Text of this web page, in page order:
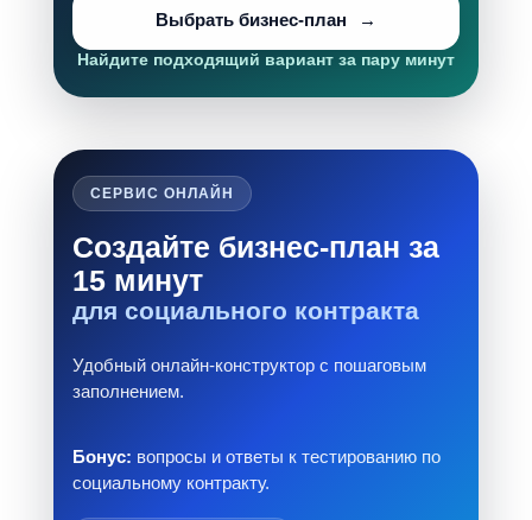
Выбрать бизнес-план
Найдите подходящий вариант за пару минут
СЕРВИС ОНЛАЙН
Создайте бизнес-план за
15 минут
для социального контракта
Удобный онлайн-конструктор с пошаговым
заполнением.
Бонус: вопросы и ответы к тестированию по
социальному контракту.